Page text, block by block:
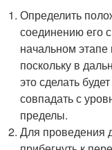
Определить
соединению его
начальном
поскольку в
это сделать
совпадать с
пределы.
Для проведения